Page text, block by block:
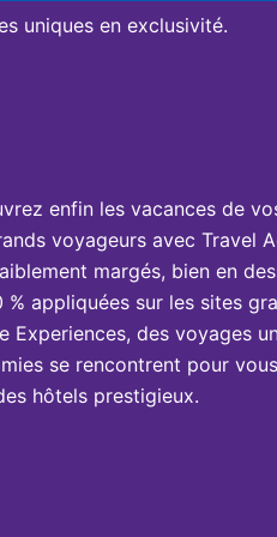
uniques en exclusivité.
enfin les vacances de
voyageurs avec Travel
margés, bien en
% appliquées sur les sites
Experiences, des voyages
se rencontrent pour
hôtels prestigieux.